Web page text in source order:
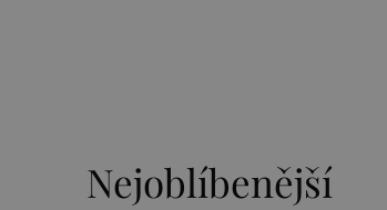
Nejoblíbenější